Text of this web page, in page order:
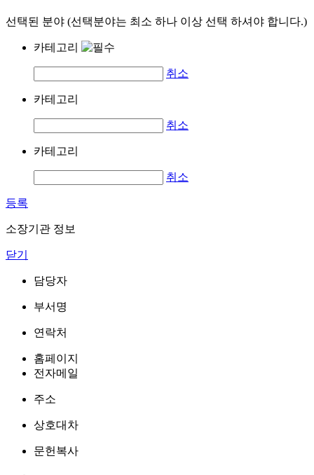
선택된 분야 (선택분야는 최소 하나 이상 선택 하셔야 합니다.)
카테고리
취소
카테고리
취소
카테고리
취소
등록
소장기관 정보
닫기
담당자
부서명
연락처
홈페이지
전자메일
주소
상호대차
문헌복사